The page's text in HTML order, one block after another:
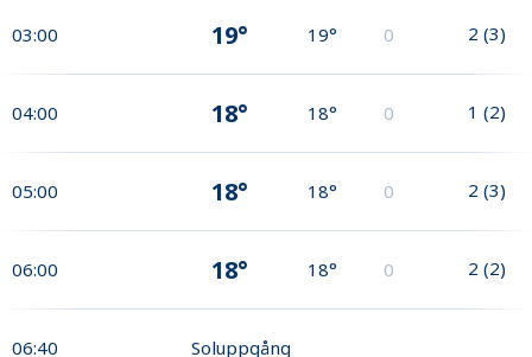
03:00 19° 19° 0 2 (3)
04:00 18° 18° 0 1 (2)
05:00 18° 18° 0 2 (3)
06:00 18° 18° 0 2 (2)
06:40 Soluppgång